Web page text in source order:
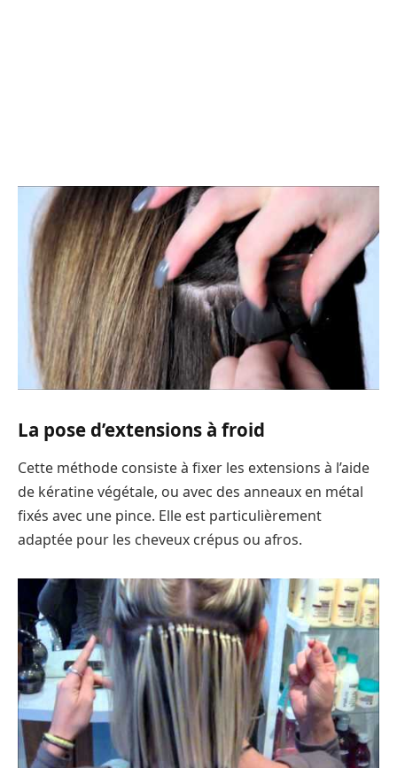
La pose d’extensions à froid
Cette méthode consiste à fixer les extensions à l’aide
de kératine végétale, ou avec des anneaux en métal
fixés avec une pince. Elle est particulièrement
adaptée pour les cheveux crépus ou afros.